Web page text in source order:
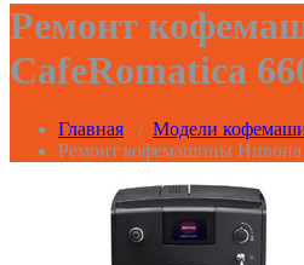
Ремонт
CafeRomatica
Главная / Модели
Ремонт кофемашины Нивона